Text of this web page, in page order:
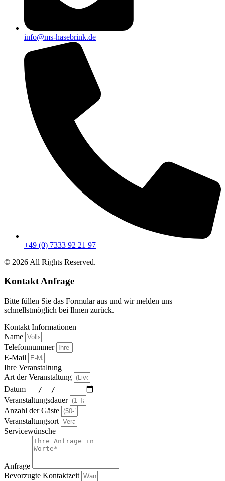
info@ms-hasebrink.de
+49 (0) 7333 92 21 97
© 2026 All Rights Reserved.
Kontakt Anfrage
Bitte füllen Sie das Formular aus und wir melden uns
schnellstmöglich bei Ihnen zurück.
Kontakt Informationen
Name
Telefonnummer
E-Mail
Ihre Veranstaltung
Art der Veranstaltung
Datum
Veranstaltungsdauer
Anzahl der Gäste
Veranstaltungsort
Servicewünsche
Anfrage
Bevorzugte Kontaktzeit